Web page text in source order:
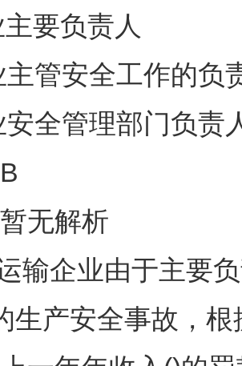
要负责人
管安全工作的负
安全管理部门负责
无解析
输企业由于主要
生产安全事故，